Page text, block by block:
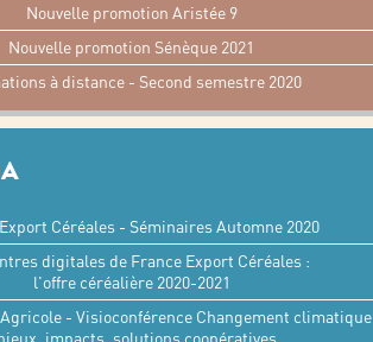
Nouvelle promotion Aristée 9
Nouvelle promotion Sénèque 2021
à distance - Second semestre 2020
Céréales - Séminaires Automne 2020
digitales de France Export Céréales :
l'offre céréalière 2020-2021
- Visioconférence Changement climatique